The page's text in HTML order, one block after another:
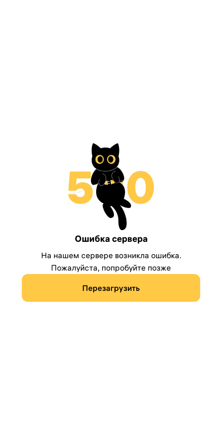
Ошибка сервера
На нашем сервере возникла ошибка.
Пожалуйста, попробуйте позже
Перезагрузить